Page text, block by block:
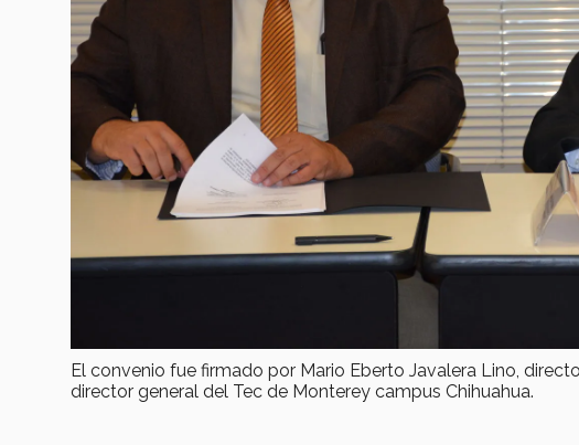
El convenio fue firmado por Mario Eberto Javalera Lino,
director general del Tec de Monterey campus Chihuahua.